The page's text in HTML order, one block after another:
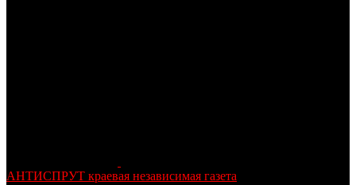
АНТИСПРУТ краевая независимая газета